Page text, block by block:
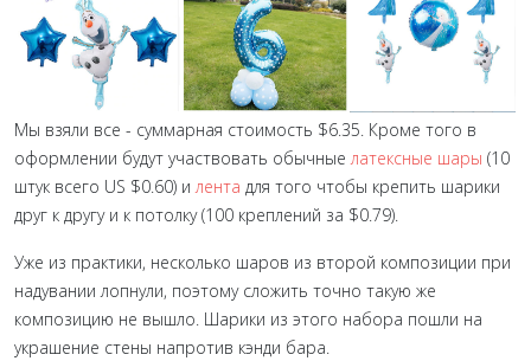
Мы взяли все - суммарная стоимость $6.35. Кроме того в
оформлении будут участвовать обычныелатексные шары (10
штук всего US $0.60) илента для того чтобы крепить шарики
друг к другу и к потолку (100 креплений за $0.79).
Уже из практики, несколько шаров из второй композиции при
надувании лопнули, поэтому сложить точно такую же
композицию не вышло. Шарики из этого набора пошли на
украшение стены напротив кэнди бара.